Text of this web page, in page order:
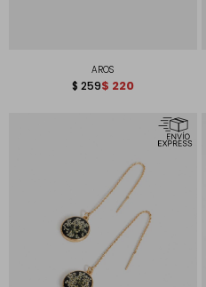
AROS
$ 259$ 220